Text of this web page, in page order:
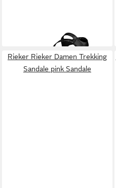
Rieker Rieker Damen Trekking
Sandale pink Sandale